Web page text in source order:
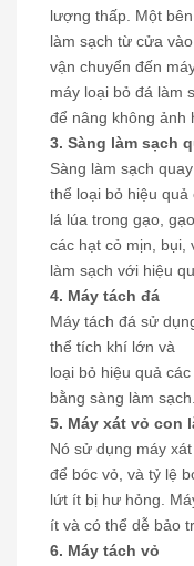
lượng thấp. Một
làm sạch từ cửa
vận chuyển đến
máy loại bỏ đá làm
để nâng không ảnh
3. Sàng làm sạch
Sàng làm sạch
thể loại bỏ hiệu
lá lúa trong gạo,
các hạt cỏ mịn, bụi,
làm sạch với hiệu
4. Máy tách đá
Máy tách đá sử
thể tích khí lớn và
loại bỏ hiệu quả
bằng sàng làm sạch.
5. Máy xát vỏ con
Nó sử dụng máy
để bóc vỏ, và tỷ lệ
lứt ít bị hư hỏng.
ít và có thể dễ bảo
6. Máy tách vỏ